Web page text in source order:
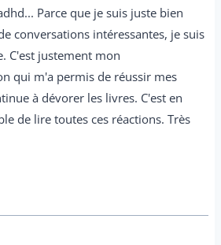
Parce que je suis juste bien
conversations intéressantes, je suis
C'est justement mon
qui m'a permis de réussir mes
à dévorer les livres. C'est en
de lire toutes ces réactions. Très